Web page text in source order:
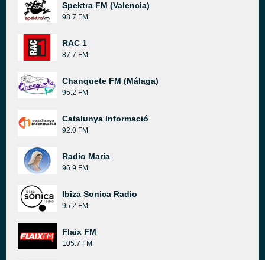
Spektra FM (Valencia)
98.7 FM
RAC 1
87.7 FM
Chanquete FM (Málaga)
95.2 FM
Catalunya Informació
92.0 FM
Radio María
96.9 FM
Ibiza Sonica Radio
95.2 FM
Flaix FM
105.7 FM